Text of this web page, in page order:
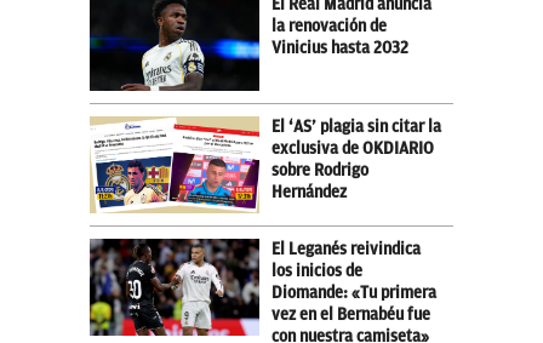
El Real Madrid anuncia
la renovación de
Vinicius hasta 2032
El ‘AS’ plagia sin citar la
exclusiva de OKDIARIO
sobre Rodrigo
Hernández
El Leganés reivindica
los inicios de
Diomande: «Tu primera
vez en el Bernabéu fue
con nuestra camiseta»